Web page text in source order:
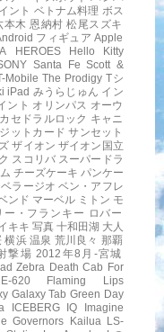
ント ベトナム料理 ボス
本木 恩納村 松尾スズキ
フィギュア Apple
HEROES
Hello Kitty
Santa Fe Scott &
Mobile The Prodigy Tシ
iPad みうらじゅん イン
ント オリンパス オーウ
カセドラルロック キャニ
ットカード サンセット
ザイオン ザイオン国立
スコリバ スーパードラ
チーズケーキ パンケー
ベラージオ ベン・アフレ
ンド マーベル ミトン モ
ー・フランキー
ロバー
キキ 写真 十和田湖 大人
横浜 温泉 荒川良々 那覇
撃場 2012年8月-宮城
Zebra
Death Cab For
E-620
Flaming Lips
Galaxy Tab Green Day
ICEBERG IQ
Imagine
Governors Kailua
LS-